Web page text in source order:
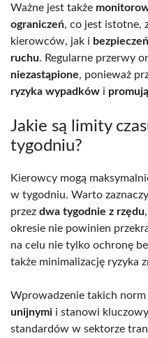
Ważne jest także
ograniczeń, co jest istotne,
kierowców, jak i
ruchu. Regularne przerwy
niezastąpione, ponieważ
ryzyka wypadków i
Jakie są limity
tygodniu?
Kierowcy mogą
w tygodniu. Warto
przez dwa tygodnie z rzędu
okresie nie powinien
na celu nie tylko ochronę
także minimalizację ryzyka
Wprowadzenie takich norm
unijnymi i stanowi
standardów w sektorze